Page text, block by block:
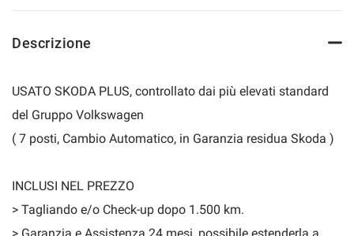
Descrizione
USATO SKODA PLUS, controllato dai più elevati standard
del Gruppo Volkswagen
( 7 posti, Cambio Automatico, in Garanzia residua Skoda )
INCLUSI NEL PREZZO
> Tagliando e/o Check-up dopo 1.500 km.
cookie
Puoi
modificare
tue
scelte
momento.